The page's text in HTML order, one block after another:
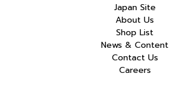
Japan Site
About Us
Shop List
News & Content
Contact Us
Careers